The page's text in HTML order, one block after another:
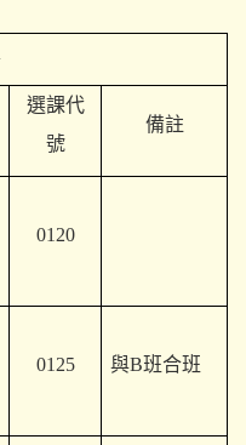
選課代
號
備註
0120
0125 與B班合班